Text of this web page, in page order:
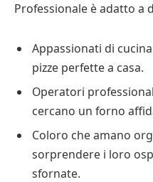
Professionale è adatto a
Appassionati di
pizze perfette a casa.
Operatori
cercano un forno
Coloro che amano
sorprendere i loro
sfornate.